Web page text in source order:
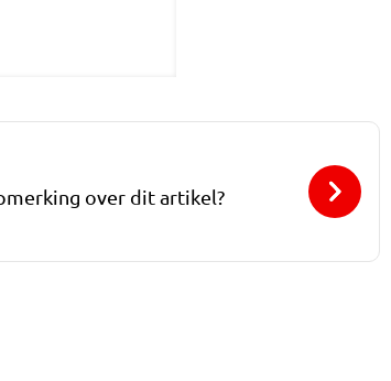
over dit artikel?